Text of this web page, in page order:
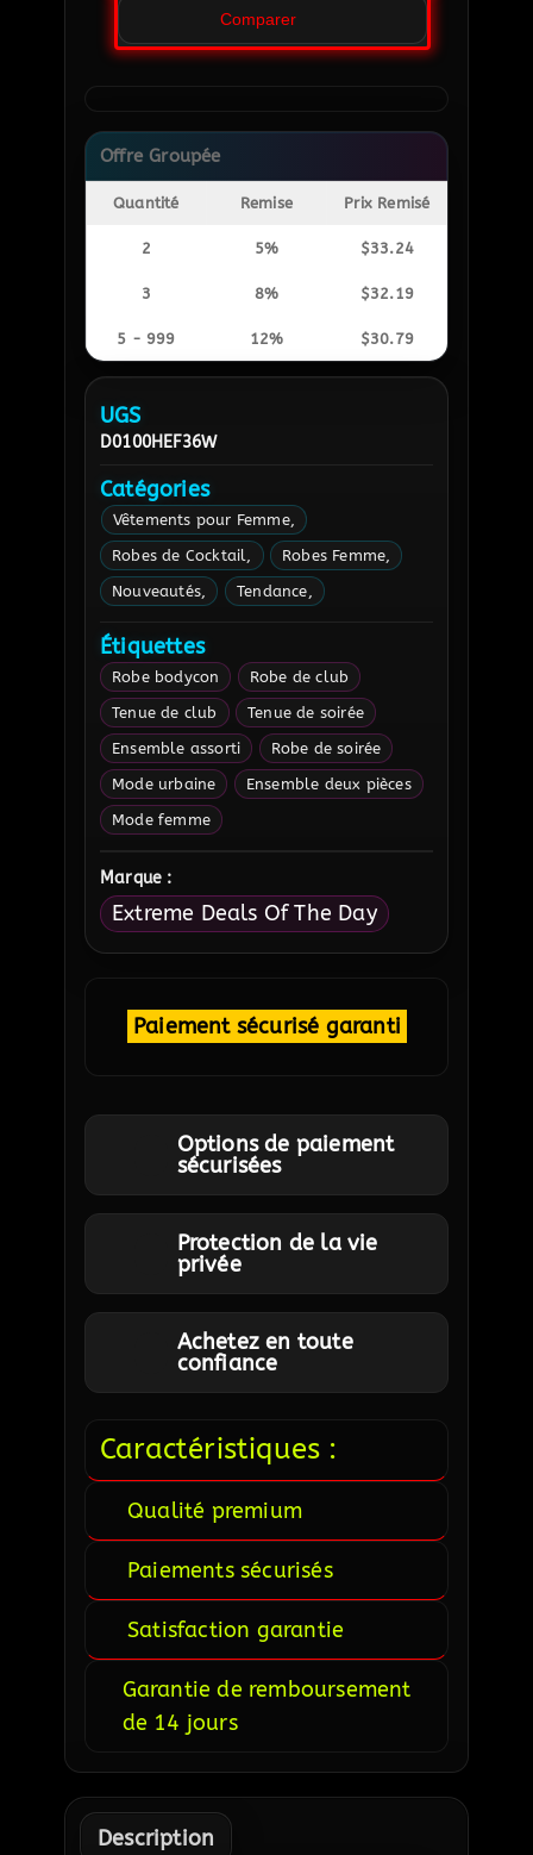
Comparer
Offre Groupée
Quantité Remise Prix Remisé
2 5% $33.24
3 8% $32.19
5 - 999 12% $30.79
UGS
D0100HEF36W
Catégories
Vêtements pour Femme
Robes de Cocktail
Robes Femme
Nouveautés
Tendance
Étiquettes
Robe bodycon
Robe de club
Tenue de club
Tenue de soirée
Ensemble assorti
Robe de soirée
Mode urbaine
Ensemble deux pièces
Mode femme
Marque :
Extreme Deals Of The Day
Paiement sécurisé garanti
Options de paiement
sécurisées
Protection de la vie
privée
Achetez en toute
confiance
Caractéristiques :
Qualité premium
Paiements sécurisés
Satisfaction garantie
Garantie de remboursement
de 14 jours
Description